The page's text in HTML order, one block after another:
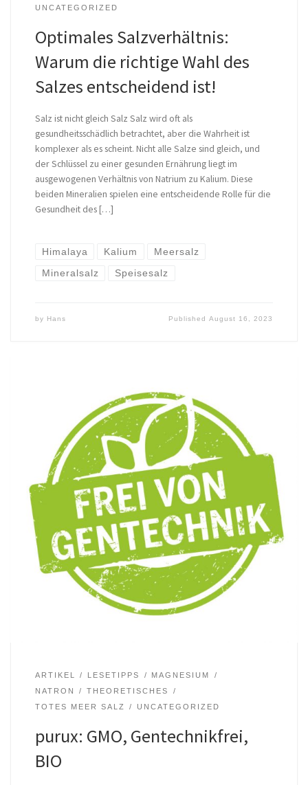
UNCATEGORIZED
Optimales Salzverhältnis:
Warum die richtige Wahl des
Salzes entscheidend ist!
Salz ist nicht gleich Salz Salz wird oft als
gesundheitsschädlich betrachtet, aber die Wahrheit ist
komplexer als es scheint. Nicht alle Salze sind gleich, und
der Schlüssel zu einer gesunden Ernährung liegt im
ausgewogenen Verhältnis von Natrium zu Kalium. Diese
beiden Mineralien spielen eine entscheidende Rolle für die
Gesundheit des […]
Himalaya Kalium Meersalz
Mineralsalz Speisesalz
by Hans Published August 16, 2023
ARTIKEL LESETIPPS
MAGNESIUM
NATRON
THEORETISCHES
TOTES MEER SALZ
UNCATEGORIZED
purux: GMO, Gentechnikfrei,
BIO